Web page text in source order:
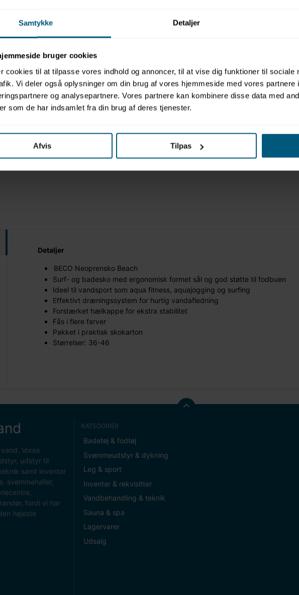
Samtykke Detaljer
bruger cookies
cookies til at tilpasse vores indhold og annoncer, til at vise dig funktioner til sociale
Vi deler også oplysninger om din brug af vores hjemmeside med vores partnere
og analysepartnere. Vores partnere kan kombinere disse data med
som de har indsamlet fra din brug af deres tjenester.
Afvis Tilpas
Detaljer
BECO Neoprensko Beach
Surf- og badesko med ergonomisk formet sål og god støtte til fodbuen
Ideel til vandsport som aqua fitness, aquajogging og surfing
Effektivt dræningssystem for hurtig vandafledning
Forstærket hælkappe for ekstra stabilitet
Fås i flere farver
Pakket i praktisk skokarton
Størrelser: 36-46
Vores
udstyr til
samt inventar
svømmehaller,
fordi vi har
højeste
KATEGORIER
Badetøj & fodtøj
Svømmeudstyr & dykning
Leg & sport
Inventar & rekvisitter
Vandbehandling & teknik
Sauna & spa
Lagervarer
Udsalg